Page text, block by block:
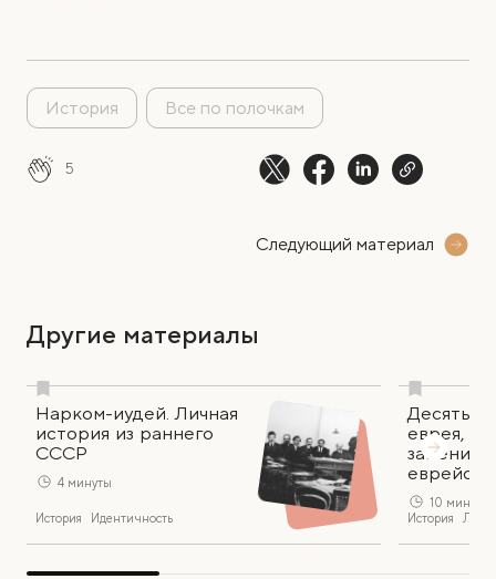
История Все по полочкам
5
Следующий материал
Другие материалы
Нарком-иудей. Личная
история из раннего
СССР
4 минуты
История Идентичность
Десять
еврея,
10 минут
История